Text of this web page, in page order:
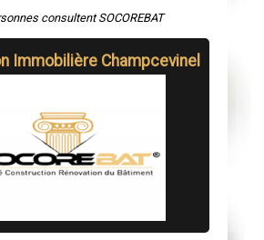
consultent SOCOREBAT
Immobilière Champcevinel